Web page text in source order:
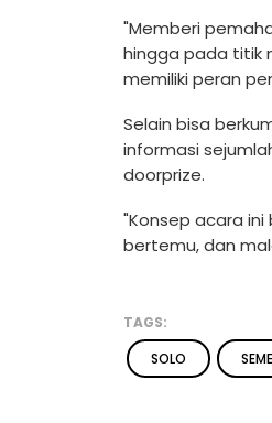
"Memberi
hingga pada titik
memiliki peran
Selain bisa
informasi
doorprize.
"Konsep acara
bertemu, dan
TAGS:
SOLO